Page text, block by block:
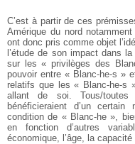
C’est à partir de ces
Amérique du nord notamment
ont donc pris comme objet
l’étude de son impact dans
sur les « privilèges des
pouvoir entre « Blanc-he-s »
relatifs que les « Blanc-he-s
allant de soi. Tous/
bénéficieraient d’un
condition de « Blanc-he »,
en fonction d’autres
économique, l’âge, la